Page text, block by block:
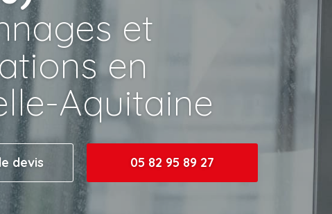
et
en
Aquitaine
devis 05 82 95 89 27